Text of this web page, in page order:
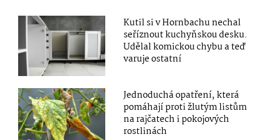
Kutil si v Hornbachu nechal
seříznout kuchyňskou desku.
Udělal komickou chybu a teď
varuje ostatní
Jednoduchá opatření, která
pomáhají proti žlutým listům
na rajčatech i pokojových
rostlinách